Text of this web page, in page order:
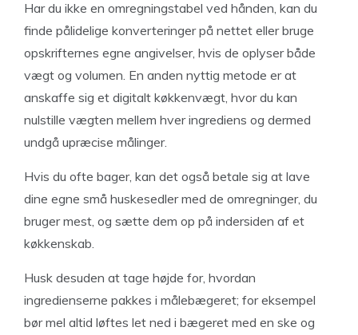
Har du ikke en omregningstabel ved hånden, kan du
finde pålidelige konverteringer på nettet eller bruge
opskrifternes egne angivelser, hvis de oplyser både
vægt og volumen. En anden nyttig metode er at
anskaffe sig et digitalt køkkenvægt, hvor du kan
nulstille vægten mellem hver ingrediens og dermed
undgå upræcise målinger.
Hvis du ofte bager, kan det også betale sig at lave
dine egne små huskesedler med de omregninger, du
bruger mest, og sætte dem op på indersiden af et
køkkenskab.
Husk desuden at tage højde for, hvordan
ingredienserne pakkes i målebægeret; for eksempel
bør mel altid løftes let ned i bægeret med en ske og